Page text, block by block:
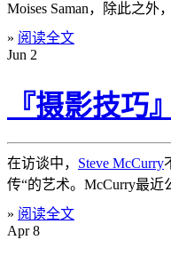
Moises Saman，除此之外
» 阅读全文
Jun 2
『摄影技巧
在访谈中， Steve McCurry
传“的艺术。McCurry最近
» 阅读全文
Apr8